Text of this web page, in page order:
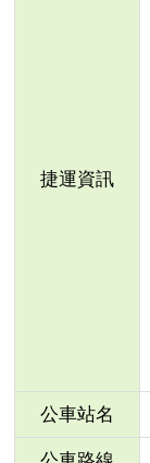
捷運資訊
公車站名